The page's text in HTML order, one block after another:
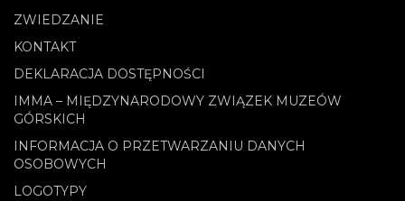
ZWIEDZANIE
KONTAKT
DEKLARACJA DOSTĘPNOŚCI
IMMA – MIĘDZYNARODOWY ZWIĄZEK MUZEÓW
GÓRSKICH
INFORMACJA O PRZETWARZANIU DANYCH
OSOBOWYCH
LOGOTYPY